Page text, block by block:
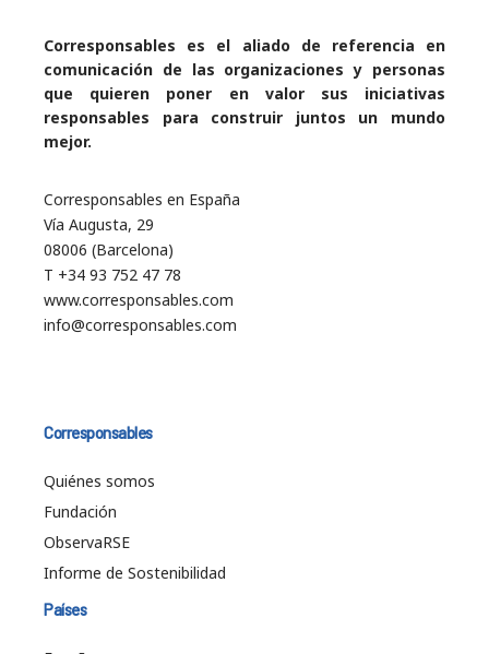
Corresponsables es el aliado de referencia en
comunicación de las organizaciones y personas
que quieren poner en valor sus iniciativas
responsables para construir juntos un mundo
mejor.
Corresponsables en España
Vía Augusta, 29
08006 (Barcelona)
T +34 93 752 47 78
www.corresponsables.com
info@corresponsables.com
Corresponsables
Quiénes somos
Fundación
ObservaRSE
Informe de Sostenibilidad
Países